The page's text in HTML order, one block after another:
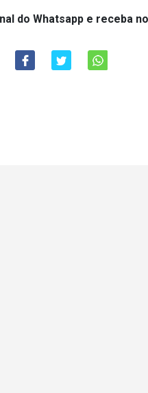
do Whatsapp e receba